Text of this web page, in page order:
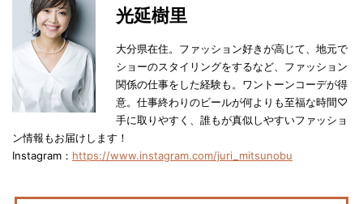
光延樹里
大分県在住。ファッション好きが高じて、地元で
ショーのスタイリングをするなど、ファッション
関係の仕事をした経験も。ワントーンコーデが得
意。仕事終わりのビールが何よりも至福な時間♡
手に取りやすく、誰もが真似しやすいファッショ
ン情報もお届けします！
Instagram： https://www.instagram.com/juri_mitsunobu